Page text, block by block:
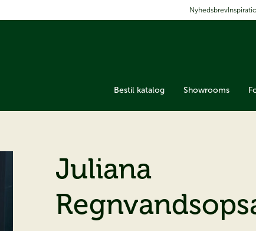
Nyhedsbrev
Bestil katalog Showrooms
Juliana